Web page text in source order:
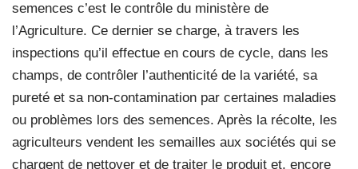
semences c’est le contrôle du ministère de
l’Agriculture. Ce dernier se charge, à travers les
inspections qu’il effectue en cours de cycle, dans les
champs, de contrôler l’authenticité de la variété, sa
pureté et sa non-contamination par certaines maladies
ou problèmes lors des semences. Après la récolte, les
agriculteurs vendent les semailles aux sociétés qui se
chargent de nettoyer et de traiter le produit et, encore